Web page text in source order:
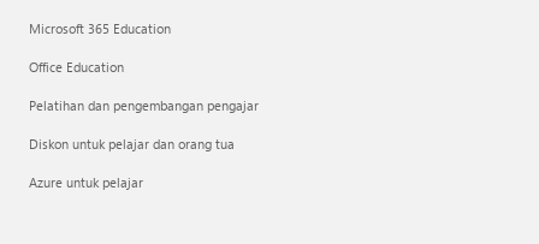
Microsoft 365 Education
Office Education
Pelatihan dan pengembangan pengajar
Diskon untuk pelajar dan orang tua
Azure untuk pelajar